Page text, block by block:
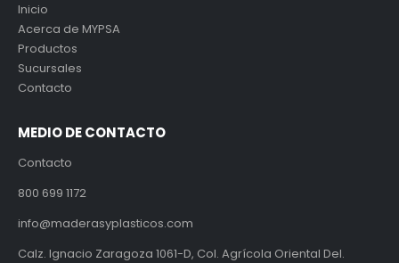
Inicio
Acerca de MYPSA
Productos
Sucursales
Contacto
MEDIO DE CONTACTO
Contacto
800 699 1172
info@maderasyplasticos.com
Calz. Ignacio Zaragoza 1061-D, Col. Agrícola Oriental Del.